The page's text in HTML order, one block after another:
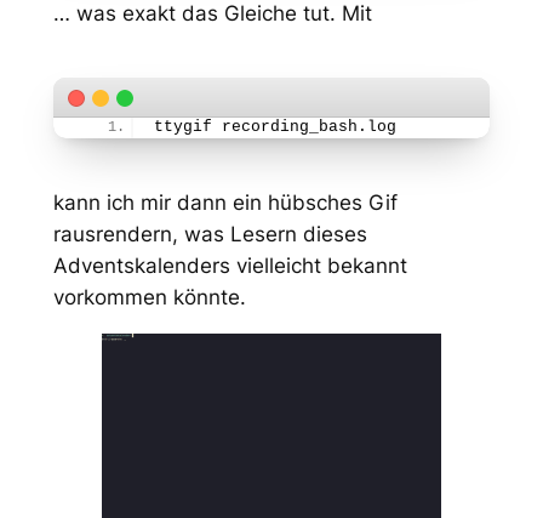
… was exakt das Gleiche tut. Mit
ttygif recording_bash.log
kann ich mir dann ein hübsches Gif
rausrendern, was Lesern dieses
Adventskalenders vielleicht bekannt
vorkommen könnte.